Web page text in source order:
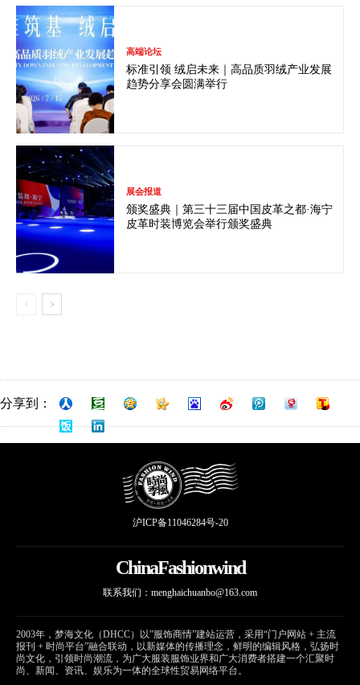
高端论坛
标准引领 绒启未来｜高品质羽绒产业发展
趋势分享会圆满举行
展会报道
颁奖盛典｜第三十三届中国皮革之都·海宁
皮革时装博览会举行颁奖盛典
分享到：
沪ICP备11046284号-20
ChinaFashionwind
联系我们： menghaichuanbo@163.com
2003年，梦海文化（DHCC）以”服饰商情”建站运营，采用“门户网站 + 主流
报刊 + 时尚平台”融合联动，以新媒体的传播理念，鲜明的编辑风格，弘扬时
尚文化，引领时尚潮流，为广大服装服饰业界和广大消费者搭建一个汇聚时
尚、新闻、资讯、娱乐为一体的全球性贸易网络平台。